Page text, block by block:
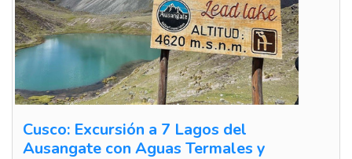
Cusco: Excursión a 7 Lagos del
Ausangate con Aguas Termales y